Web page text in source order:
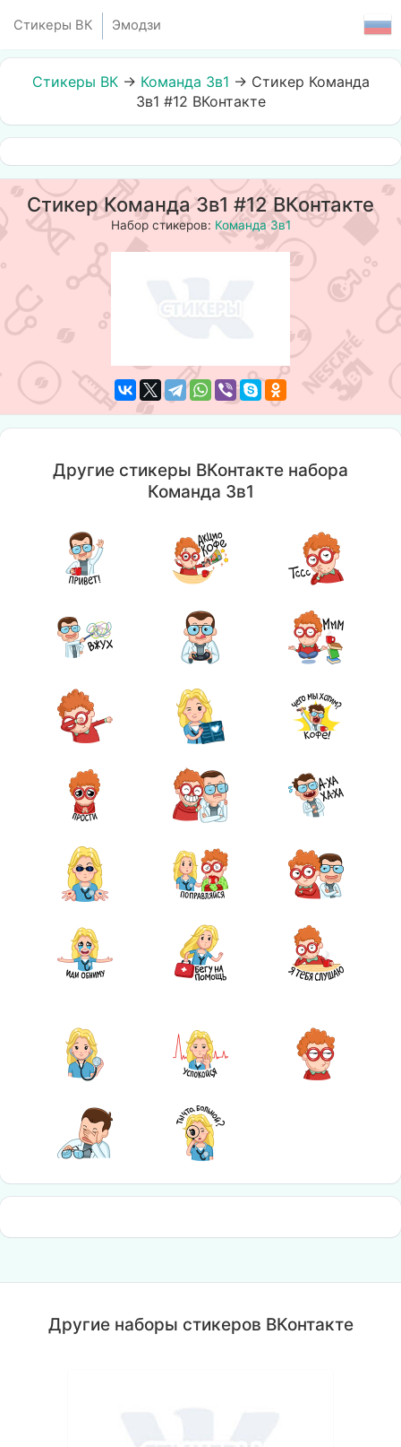
Стикеры ВК Эмодзи
Стикеры ВК→ Команда 3в1 → Стикер Команда
3в1 #12 ВКонтакте
Стикер Команда 3в1 #12 ВКонтакте
Набор стикеров: Команда 3в1
Другие стикеры ВКонтакте набора
Команда 3в1
Другие наборы стикеров ВКонтакте